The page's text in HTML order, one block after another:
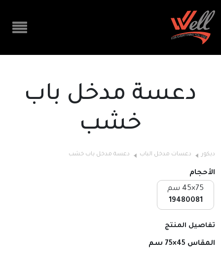
دعسة مدخل باب
خشب
ديكور دعسات مدخل الباب دعسة مدخل باب خشب
الأحجام
75×45 سم
19480081
تفاصيل المنتج
المقاس 45×75 سم